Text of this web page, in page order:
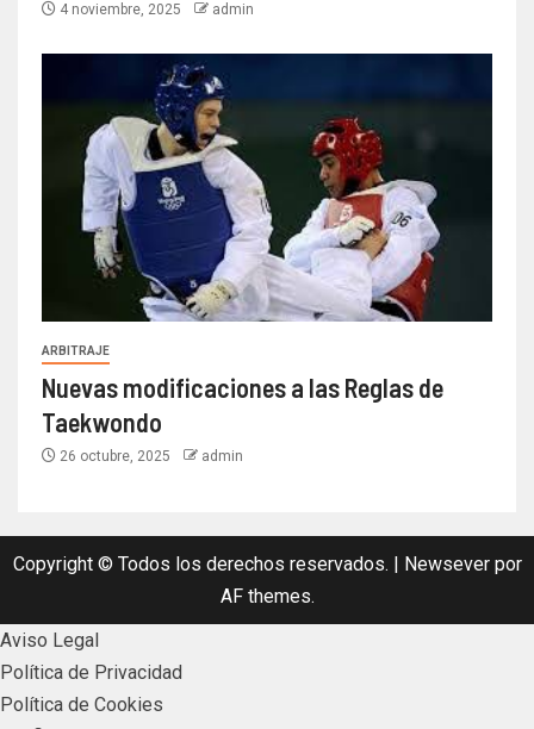
4 noviembre, 2025 admin
ARBITRAJE
Nuevas modificaciones a las Reglas de
Taekwondo
26 octubre, 2025 admin
Copyright © Todos los derechos reservados. Newseverpor
AF themes.
Aviso Legal
Política de Privacidad
Política de Cookies